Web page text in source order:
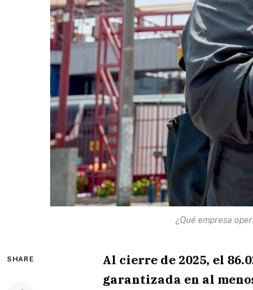
¿Qué empresa
SHARE
Al cierre de 2025, el
garantizada en al